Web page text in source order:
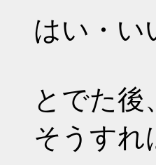
はい・い
とでた
そうすれ